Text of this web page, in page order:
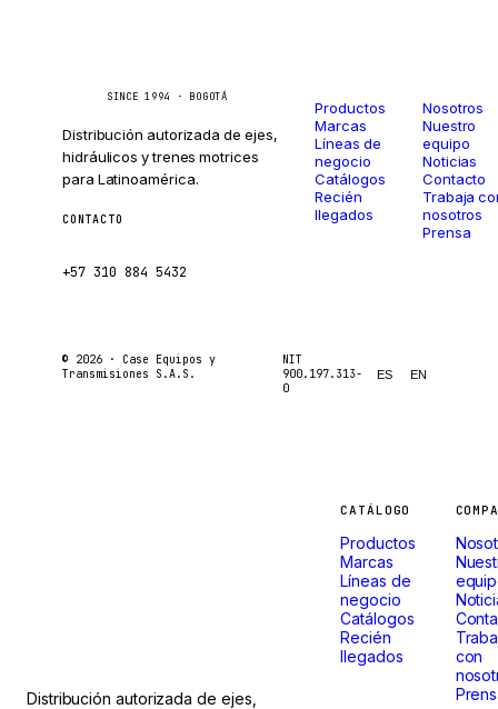
SINCE 1994 · BOGOTÁ
Distribución autorizada de ejes,
hidráulicos y trenes motrices
para Latinoamérica.
CONTACTO
+57 310 884 5432
Productos
Marcas
Líneas de
negocio
Catálogos
Recién
llegados
Nosotros
Nuestro
equipo
Noticias
Contacto
Trabaja
nosotros
Prensa
© 2026 · Case Equipos y
Transmisiones S.A.S.
NIT
900.197.313-
0
ES EN
Distribución autorizada de ejes,
CATÁLOGO
Productos
Marcas
Líneas de
negocio
Catálogos
Recién
llegados
con